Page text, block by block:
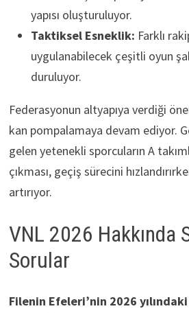
yapısı oluşturuluyor.
Taktiksel Esneklik: Farklı
uygulanabilecek çeşitli oyun
duruluyor.
Federasyonun altyapıya verdiği
kan pompalamaya devam ediyor.
gelen yetenekli sporcuların A
çıkması, geçiş sürecini
artırıyor.
VNL 2026 Hakkında
Sorular
Filenin Efeleri’nin 2026